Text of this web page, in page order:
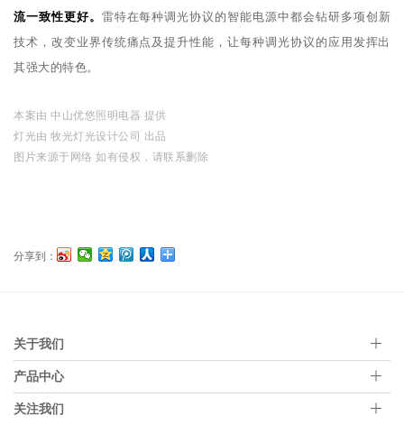
流一致性更好。 雷特在每种调光协议的智能电源中都会钻研多项创新
技术，改变业界传统痛点及提升性能，让每种调光协议的应用发挥出
其强大的特色。
本案由 中山优悠照明电器 提供
灯光由 牧光灯光设计公司 出品
图片来源于网络 如有侵权，请联系删除
分享到：
关于我们
产品中心
关注我们